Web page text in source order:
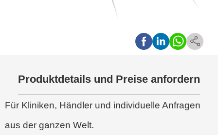
Produktdetails und Preise anfordern
Für Kliniken, Händler und individuelle Anfragen
aus der ganzen Welt.